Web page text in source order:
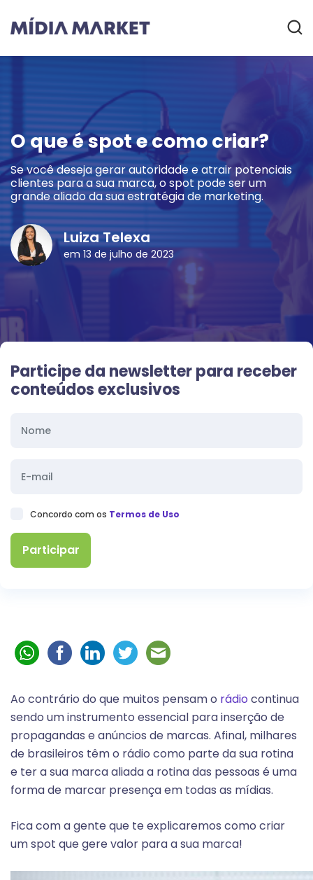
O que é spot e como criar?
Se você deseja gerar autoridade e atrair potenciais
clientes para a sua marca, o spot pode ser um
grande aliado da sua estratégia de marketing.
Luiza Telexa
em 13 de julho de 2023
Participe da newsletter para receber
conteúdos exclusivos
Concordo com os Termos de Uso
Ao contrário do que muitos pensam o rádio continua
sendo um instrumento essencial para inserção de
propagandas e anúncios de marcas. Afinal, milhares
de brasileiros têm o rádio como parte da sua rotina
e ter a sua marca aliada a rotina das pessoas é uma
forma de marcar presença em todas as mídias.
Fica com a gente que te explicaremos como criar
um spot que gere valor para a sua marca!